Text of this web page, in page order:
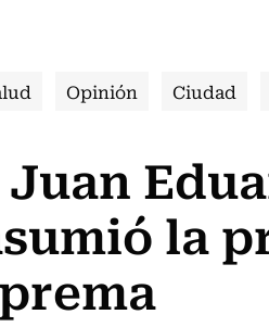
Opinión Ciudad
la